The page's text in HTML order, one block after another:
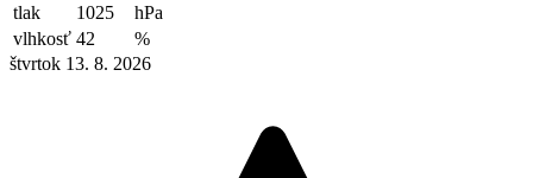
tlak
1025
hPa
vlhkosť 42
%
štvrtok 13. 8. 2026